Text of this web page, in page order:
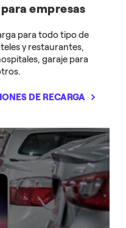
empresas
para todo tipo de
y restaurantes,
garaje para
DE RECARGA